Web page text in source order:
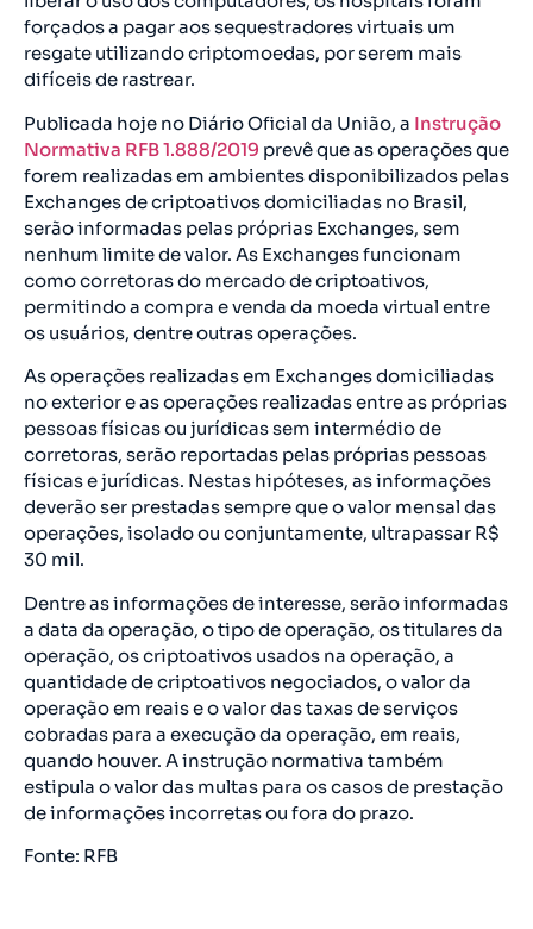
forçados a pagar aos sequestradores virtuais um
resgate utilizando criptomoedas, por serem mais
difíceis de rastrear.
Publicada hoje no Diário Oficial da União, a Instrução
Normativa RFB 1.888/2019 prevê que as operações que
forem realizadas em ambientes disponibilizados pelas
Exchanges de criptoativos domiciliadas no Brasil,
serão informadas pelas próprias Exchanges, sem
nenhum limite de valor. As Exchanges funcionam
como corretoras do mercado de criptoativos,
permitindo a compra e venda da moeda virtual entre
os usuários, dentre outras operações.
As operações realizadas em Exchanges domiciliadas
no exterior e as operações realizadas entre as próprias
pessoas físicas ou jurídicas sem intermédio de
corretoras, serão reportadas pelas próprias pessoas
físicas e jurídicas. Nestas hipóteses, as informações
deverão ser prestadas sempre que o valor mensal das
operações, isolado ou conjuntamente, ultrapassar R$
30 mil.
Dentre as informações de interesse, serão informadas
a data da operação, o tipo de operação, os titulares da
operação, os criptoativos usados na operação, a
quantidade de criptoativos negociados, o valor da
operação em reais e o valor das taxas de serviços
cobradas para a execução da operação, em reais,
quando houver. A instrução normativa também
estipula o valor das multas para os casos de prestação
de informações incorretas ou fora do prazo.
Fonte: RFB